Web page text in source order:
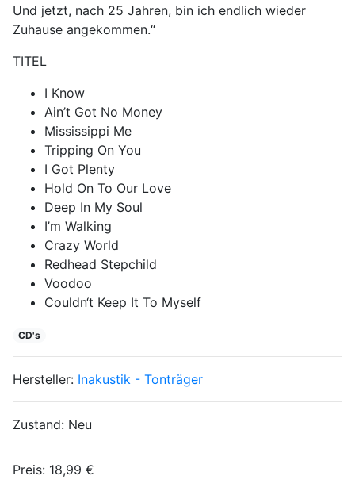
Und jetzt, nach 25 Jahren, bin ich endlich wieder
Zuhause angekommen.“
TITEL
I Know
Ain’t Got No Money
Mississippi Me
Tripping On You
I Got Plenty
Hold On To Our Love
Deep In My Soul
I’m Walking
Crazy World
Redhead Stepchild
Voodoo
Couldn‘t Keep It To Myself
CD's
Hersteller: Inakustik - Tonträger
Zustand: Neu
Preis: 18,99 €